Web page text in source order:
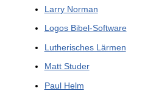
Larry Norman
Logos Bibel-Software
Lutherisches Lärmen
Matt Studer
Paul Helm